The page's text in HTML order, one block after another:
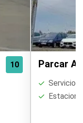
10 Parcar
Servicio